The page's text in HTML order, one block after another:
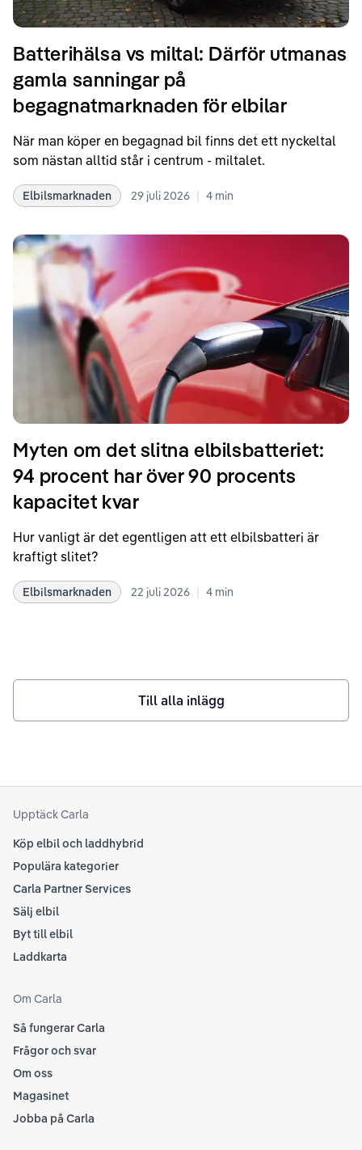
Batterihälsa vs miltal: Därför utmanas
gamla sanningar på
begagnatmarknaden för elbilar
När man köper en begagnad bil finns det ett nyckeltal
som nästan alltid står i centrum - miltalet.
Elbilsmarknaden 29 juli 2026 | 4 min
Myten om det slitna elbilsbatteriet:
94 procent har över 90 procents
kapacitet kvar
Hur vanligt är det egentligen att ett elbilsbatteri är
kraftigt slitet?
Elbilsmarknaden 22 juli 2026 | 4 min
Till alla inlägg
Upptäck Carla
Köp elbil och laddhybrid
Populära kategorier
Carla Partner Services
Sälj elbil
Byt till elbil
Laddkarta
Om Carla
Så fungerar Carla
Frågor och svar
Om oss
Magasinet
Jobba på Carla